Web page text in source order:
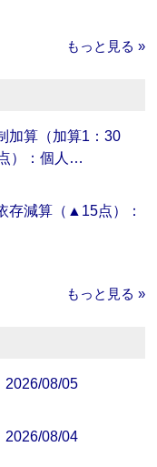
もっと見る »
加算（加算1：30
）：個人…
存減算（▲15点）：
もっと見る »
08/05
08/04